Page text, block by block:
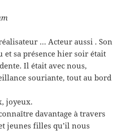
… Acteur aussi . Son
et sa présence hier soir était
Il était avec nous,
souriante, tout au bord
joyeux.
davantage à travers
jeunes filles qu’il nous